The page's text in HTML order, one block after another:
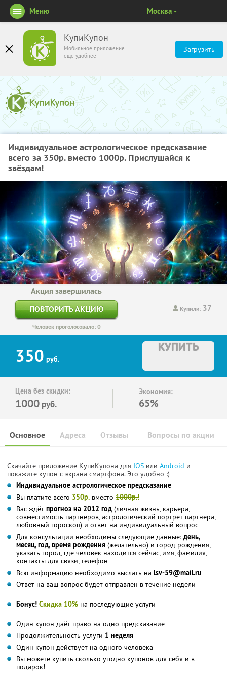
КупиКупон
Мобильное приложение
ещё удобнее
Загрузить
Меню Москва
Индивидуальное астрологическое предсказание
всего за 350р. вместо 1000р. Прислушайся к
звёздам!
Купили: 37
Акция завершилась
ПОВТОРИТЬ АКЦИЮ
Человек проголосовало: 0
350 руб.
КУПИТЬ
Цена без скидки:
1000 руб.
Экономия:
65%
Основное Отзывы Вопросы по акции
Адреса
Скачайте приложение КупиКупона для IOS или Android и
покажите купон с экрана смартфона. Это удобно :)
Индивидуальное астрологическое предсказание
Вы платите всего 350р. вместо 1000р.!
Вас ждёт прогноз на 2012 год (личная жизнь, карьера,
совместимость партнеров, астрологический портрет партнера,
любовный гороскоп) и ответ на индивидуальный вопрос
Для консультации необходимы следующие данные: день,
месяц, год, время рождения (желательно) и город рождения,
указать город, где человек находится сейчас, имя, фамилия,
контакты для связи, телефон
Всю информацию необходимо выслать на lsv-59@mail.ru
Ответ на ваш вопрос будет отправлен в течение недели
Бонус! Скидка 10% на последующие услуги
Один купон даёт право на одно предсказание
Продолжительность услуги 1 неделя
Один купон действует на одного человека
Вы можете купить сколько угодно купонов для себя и в
подарок!